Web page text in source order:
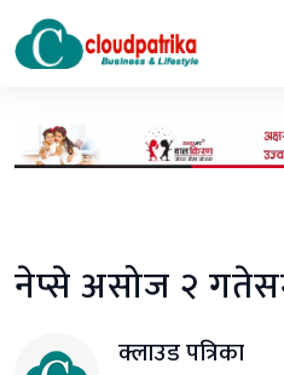
नेप्से असोज २
क्लाउड पत्रिका